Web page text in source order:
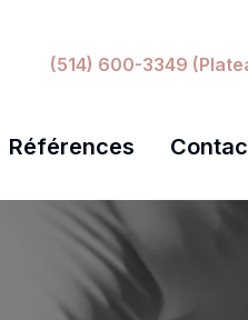
(514) 600-3349
Références